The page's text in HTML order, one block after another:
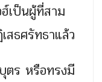
เป็นผู้ที่สาม
สธศรัทธาแล้ว
ตร หรือทรงมี